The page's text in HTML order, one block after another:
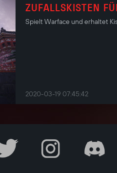
ZUFALLSKISTEN
Spielt Warface und erhaltet
2020-03-19 07:45:42